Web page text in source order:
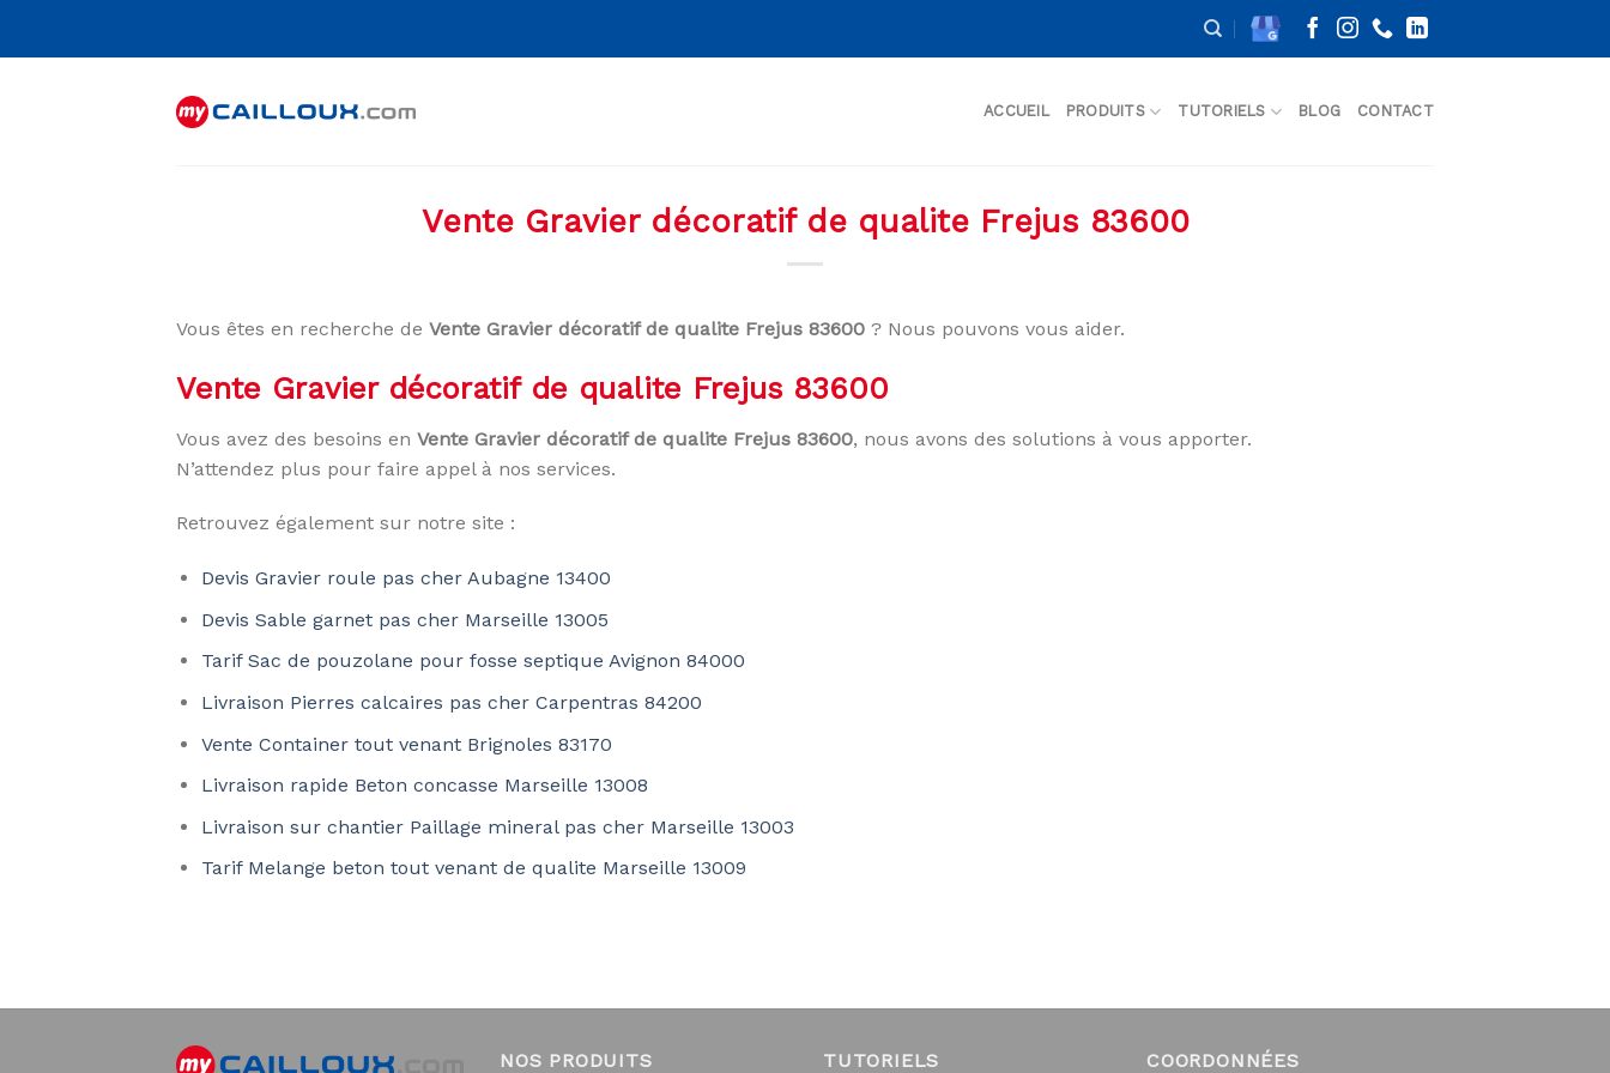
ACCUEIL PRODUITS TUTORIELS BLOG CONTACT
Vente Gravier décoratif de qualite Frejus 83600
Vous êtes en recherche de Vente Gravier décoratif de qualite Frejus 83600 ? Nous pouvons vous aider.
Vente Gravier décoratif de qualite Frejus 83600
Vous avez des besoins en Vente Gravier décoratif de qualite Frejus 83600, nous avons des solutions à vous apporter.
N’attendez plus pour faire appel à nos services.
Retrouvez également sur notre site :
Devis Gravier roule pas cher Aubagne 13400
Devis Sable garnet pas cher Marseille 13005
Tarif Sac de pouzolane pour fosse septique Avignon 84000
Livraison Pierres calcaires pas cher Carpentras 84200
Vente Container tout venant Brignoles 83170
Livraison rapide Beton concasse Marseille 13008
Livraison sur chantier Paillage mineral pas cher Marseille 13003
Tarif Melange beton tout venant de qualite Marseille 13009
NOS PRODUITS TUTORIELS COORDONNÉES